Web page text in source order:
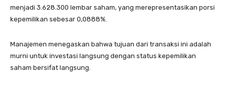
menjadi 3.628.300 lembar saham, yang merepresentasikan porsi
kepemilikan sebesar 0,0888%.
Manajemen menegaskan bahwa tujuan dari transaksi ini adalah
murni untuk investasi langsung dengan status kepemilikan
saham bersifat langsung.